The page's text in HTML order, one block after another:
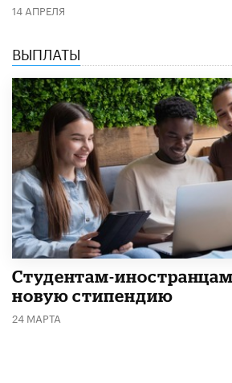
14 АПРЕЛЯ
ВЫПЛАТЫ
Студентам-
новую стипендию
24 МАРТА